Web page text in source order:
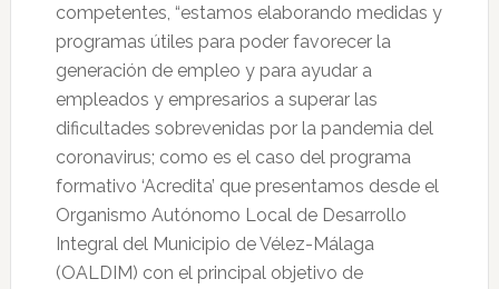
competentes, “estamos elaborando medidas y
programas útiles para poder favorecer la
generación de empleo y para ayudar a
empleados y empresarios a superar las
dificultades sobrevenidas por la pandemia del
coronavirus; como es el caso del programa
formativo ‘Acredita’ que presentamos desde el
Organismo Autónomo Local de Desarrollo
Integral del Municipio de Vélez-Málaga
(OALDIM) con el principal objetivo de